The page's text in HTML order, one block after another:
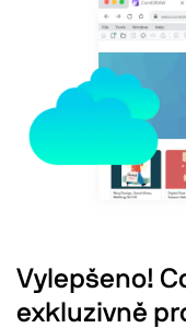
Vylepšeno!
exkluzivně